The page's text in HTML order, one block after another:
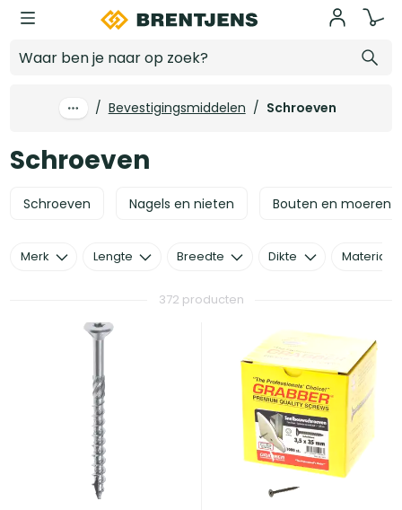
Ga naar hoofdinhoud
/ Bevestigingsmiddelen / Schroeven
Schroeven
Schroeven Nagels en nieten Bouten en moeren
372 producten
Merk Lengte Breedte Dikte Materiaal